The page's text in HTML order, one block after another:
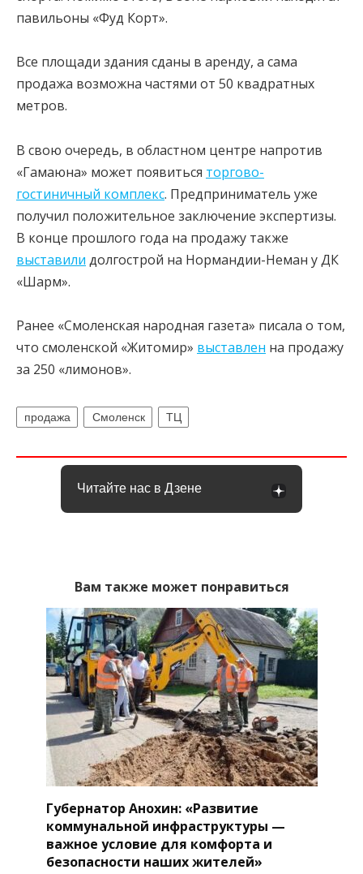
павильоны «Фуд Корт».
Все площади здания сданы в аренду, а сама
продажа возможна частями от 50 квадратных
метров.
В свою очередь, в областном центре напротив
«Гамаюна» может появиться торгово-
гостиничный комплекс. Предприниматель уже
получил положительное заключение экспертизы.
В конце прошлого года на продажу также
выставили долгострой на Нормандии-Неман у ДК
«Шарм».
Ранее «Смоленская народная газета» писала о том,
что смоленской «Житомир» выставлен на продажу
за 250 «лимонов».
продажа Смоленск ТЦ
Читайте нас в Дзене
Вам также может понравиться
Губернатор Анохин: «Развитие
коммунальной инфраструктуры —
важное условие для комфорта и
безопасности наших жителей»